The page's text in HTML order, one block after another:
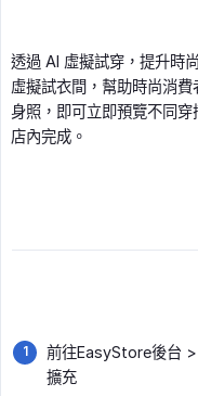
透過 AI 虛擬試穿，提升時
虛擬試衣間，幫助時尚消
身照，即可立即預覽不同
店內完成。
前往EasyStore後台
擴充